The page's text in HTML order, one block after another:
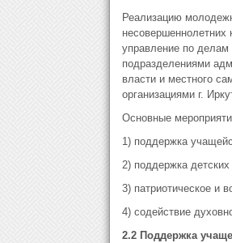
Реализацию
несовершеннолетних
управление по делам
подразделениями
власти и местного
организациями г.
Основные
1) поддержка
2) поддержка
3) патриотическое и
4) содействие
2.2 Поддержка